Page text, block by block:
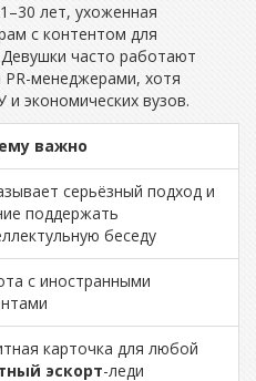
лет, ухоженная
с контентом для
часто работают
менеджерами, хотя
экономических вузов.
важно
серьёзный подход и
поддержать
беседу
с иностранными
карточка для любой
эскорт-леди